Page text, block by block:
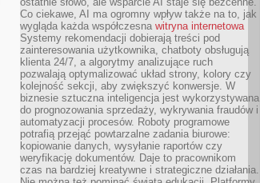
Co ciekawe, AI ma ogromny wpływ także na to, jak
wygląda każda współczesna witryna internetowa
Systemy rekomendacji dobierają treści pod
zainteresowania użytkownika, chatboty obsługują
klienta 24/7, a algorytmy analizujące ruch
pozwalają optymalizować układ strony, kolory czy
kolejność sekcji, aby zwiększyć konwersje. W
biznesie sztuczna inteligencja jest wykorzystywana
do prognozowania sprzedaży, wykrywania fraudów i
automatyzacji procesów. Roboty programowe
potrafią przejąć powtarzalne zadania biurowe:
kopiowanie danych, wysyłanie raportów czy
weryfikację dokumentów. Daje to pracownikom
czas na bardziej kreatywne i strategiczne działania.